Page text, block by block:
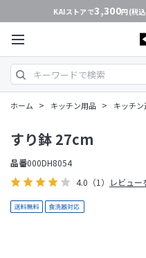
KAIストアで3,300円(税
ホーム > キッチン用品 > キッチ
4.0 （1） レビュー
すり鉢 27cm
品番000DH8054